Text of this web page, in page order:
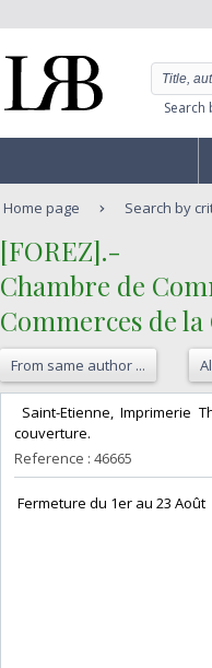
Search
Home page Search by
‎[FOREZ].-‎
‎Chambre de
Commerces de
From same author ...
Saint-Etienne,
couverture. ‎
Reference : 46665
‎ Fermeture du 1er au 23 Août‎